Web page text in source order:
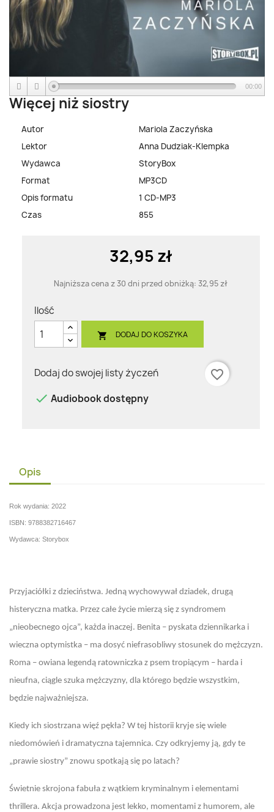
00:00
Więcej niż siostry
Autor
Mariola Zaczyńska
Lektor
Anna Dudziak-Klempka
Wydawca
StoryBox
Format
MP3CD
Opis formatu
1 CD-MP3
Czas
855
32,95 zł
Najniższa cena z 30 dni przed obniżką: 32,95 zł
Ilość
 DODAJ DO KOSZYKA
Dodaj do swojej listy życzeń
favorite_border
 Audiobook dostępny
Opis
Rok wydania: 2022
ISBN: 9788382716467
Wydawca: Storybox
Przyjaciółki z dzieciństwa. Jedną wychowywał dziadek, drugą
histeryczna matka. Przez całe życie mierzą się z syndromem
„nieobecnego ojca”, każda inaczej. Benita – pyskata dziennikarka i
wieczna optymistka – ma dosyć niefrasobliwy stosunek do mężczyzn.
Roma – owiana legendą ratowniczka z psem tropiącym – harda i
nieufna, ciągle szuka mężczyzny, dla którego będzie wszystkim,
będzie najważniejsza.
Kiedy ich siostrzana więź pękła? W tej historii kryje się wiele
niedomówień i dramatyczna tajemnica. Czy odkryjemy ją, gdy te
„prawie siostry” znowu spotkają się po latach?
Świetnie skrojona fabuła z wątkiem kryminalnym i elementami
thrillera. Akcja prowadzona jest lekko, momentami z humorem, ale